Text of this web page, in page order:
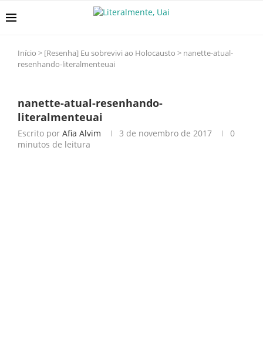
Início > [Resenha] Eu sobrevivi ao Holocausto > nanette-atual-
resenhando-literalmenteuai
nanette-atual-resenhando-
literalmenteuai
Escrito por Afia Alvim 3 de novembro de 2017
0
minutos de leitura